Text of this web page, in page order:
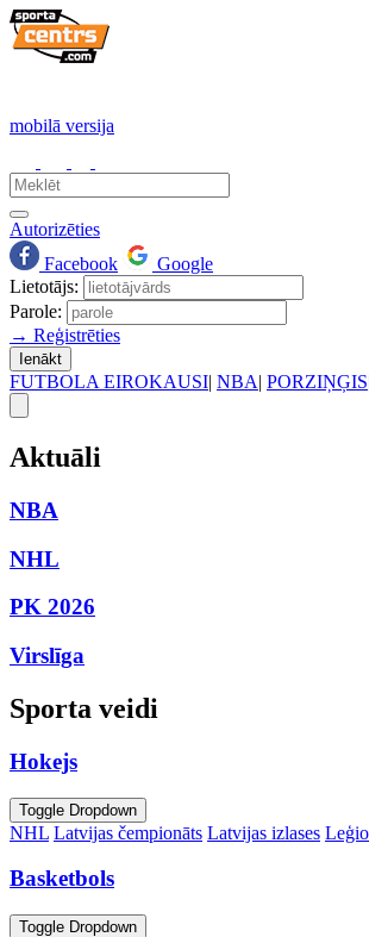
mobilā versija
Autorizēties
Facebook
Google
Lietotājs:
Parole:
→ Reģistrēties
Ienākt
FUTBOLA EIROKAUSI| NBA| PORZIŅĢIS
Aktuāli
NBA
NHL
PK 2026
Virslīga
Sporta veidi
Hokejs
Toggle Dropdown
NHL Latvijas čempionāts Latvijas izlases
Basketbols
Toggle Dropdown